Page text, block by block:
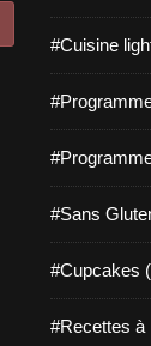
#Cuisine
#Sans
#Cupcakes
#Recettes à